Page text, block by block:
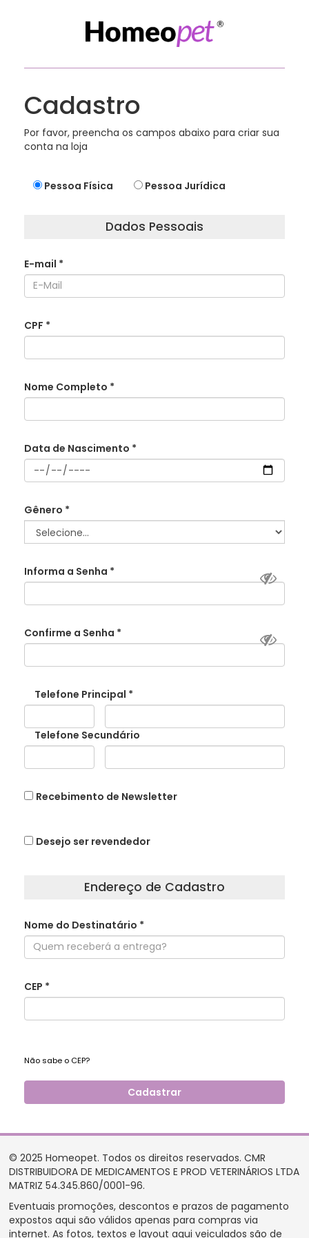
Cadastro
Por favor, preencha os campos abaixo para criar sua
conta na loja
Pessoa Física Pessoa Jurídica
Dados Pessoais
E-mail *
CPF *
Nome Completo *
Data de Nascimento *
Gênero *
Informa a Senha *
Confirme a Senha *
Telefone Principal *
Telefone Secundário
Recebimento de Newsletter
Desejo ser revendedor
Endereço de Cadastro
Nome do Destinatário *
CEP *
Não sabe o CEP?
Endereço*
Número*
Cadastrar
© 2025 Homeopet. Todos os direitos reservados. CMR
DISTRIBUIDORA DE MEDICAMENTOS E PROD VETERINÁRIOS LTDA
MATRIZ 54.345.860/0001-96.
Eventuais promoções, descontos e prazos de pagamento
expostos aqui são válidos apenas para compras via
internet. As fotos, textos e layout aqui veiculados são de